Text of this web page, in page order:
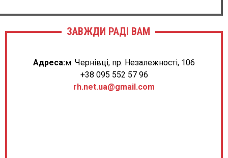
ЗАВЖДИ РАДІ ВАМ
Адреса:м. Чернівці, пр. Незалежності, 106
+38 095 552 57 96
rh.net.ua@gmail.com